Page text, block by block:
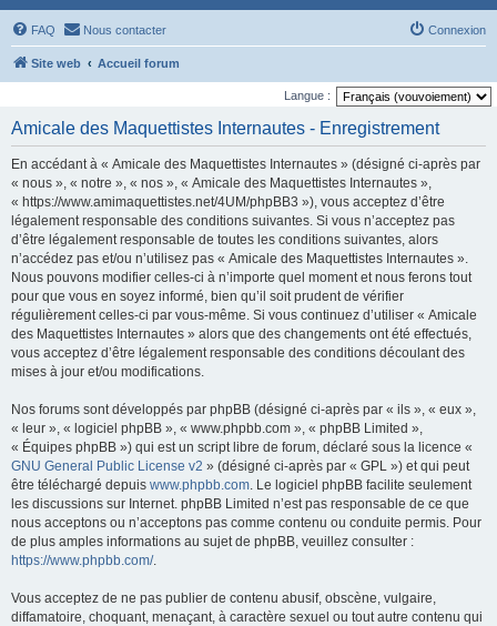
FAQ Nous contacter Connexion
Site web Accueil forum
Langue :
Amicale des Maquettistes Internautes - Enregistrement
En accédant à « Amicale des Maquettistes Internautes » (désigné ci-après par
« nous », « notre », « nos », « Amicale des Maquettistes Internautes »,
« https://www.amimaquettistes.net/4UM/phpBB3 »), vous acceptez d’être
légalement responsable des conditions suivantes. Si vous n’acceptez pas
d’être légalement responsable de toutes les conditions suivantes, alors
n’accédez pas et/ou n’utilisez pas « Amicale des Maquettistes Internautes ».
Nous pouvons modifier celles-ci à n’importe quel moment et nous ferons tout
pour que vous en soyez informé, bien qu’il soit prudent de vérifier
régulièrement celles-ci par vous-même. Si vous continuez d’utiliser « Amicale
des Maquettistes Internautes » alors que des changements ont été effectués,
vous acceptez d’être légalement responsable des conditions découlant des
mises à jour et/ou modifications.
Nos forums sont développés par phpBB (désigné ci-après par « ils », « eux »,
« leur », « logiciel phpBB », « www.phpbb.com », « phpBB Limited »,
« Équipes phpBB ») qui est un script libre de forum, déclaré sous la licence «
GNU General Public License v2 » (désigné ci-après par « GPL ») et qui peut
être téléchargé depuis www.phpbb.com. Le logiciel phpBB facilite seulement
les discussions sur Internet. phpBB Limited n’est pas responsable de ce que
nous acceptons ou n’acceptons pas comme contenu ou conduite permis. Pour
de plus amples informations au sujet de phpBB, veuillez consulter :
https://www.phpbb.com/.
Vous acceptez de ne pas publier de contenu abusif, obscène, vulgaire,
diffamatoire, choquant, menaçant, à caractère sexuel ou tout autre contenu qui